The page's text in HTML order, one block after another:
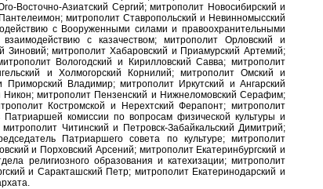
Восточно-Азиатский Сергий; митрополит Новосибирский и
митрополит Ставропольский и Невинномысский
с Вооруженными силами и правоохранительными
с казачеством; митрополит Орловский и
Зиновий; митрополит Хабаровский и Приамурский Артемий;
Вологодский и Кирилловский Савва; митрополит
и Холмогорский Корнилий; митрополит Омский и
Приморский Владимир; митрополит Иркутский и Ангарский
Никон; митрополит Пензенский и Нижнеломовский Серафим;
Костромской и Нерехтский Ферапонт; митрополит
комиссии по вопросам физической культуры и
Читинский и Петровск-Забайкальский Димитрий;
Патриаршего совета по культуре; митрополит
и Порховский Арсений; митрополит Екатеринбургский и
религиозного образования и катехизации; митрополит
и Саракташский Петр; митрополит Екатеринодарский и